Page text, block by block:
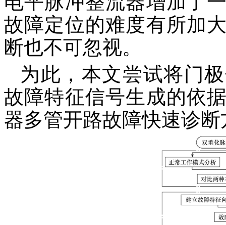
故障定位的难度有所加
断也不可忽视。
为此，本文尝试将门
故障特征信号生成的依
器多管开路故障快速诊